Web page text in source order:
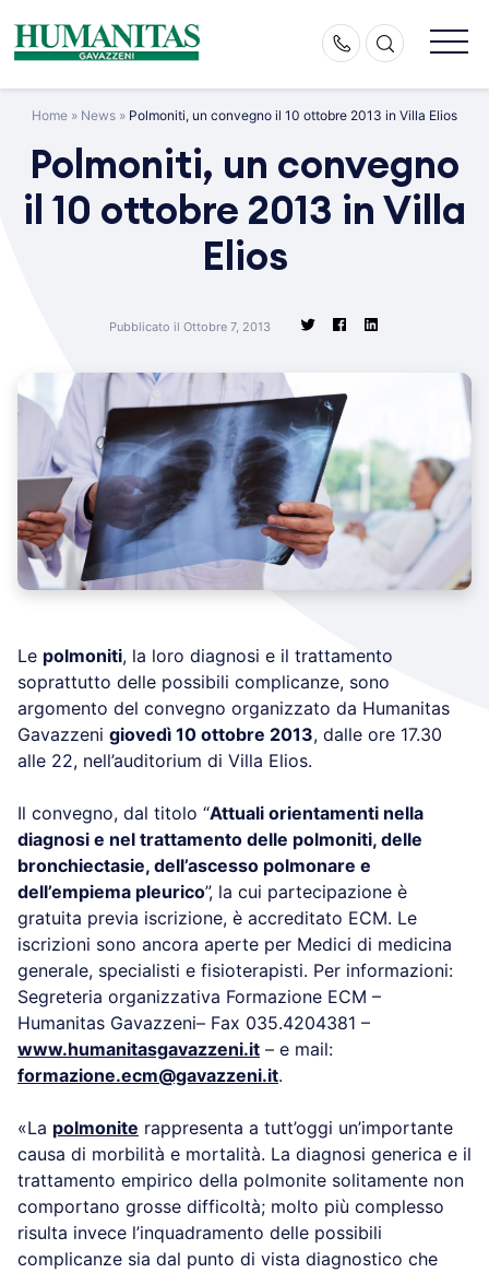
content
Home » News » Polmoniti, un convegno il 10 ottobre 2013 in Villa Elios
Polmoniti, un convegno
il 10 ottobre 2013 in Villa
Elios
Pubblicato il Ottobre 7, 2013
Le polmoniti, la loro diagnosi e il trattamento
soprattutto delle possibili complicanze, sono
argomento del convegno organizzato da Humanitas
Gavazzeni giovedì 10 ottobre 2013, dalle ore 17.30
alle 22, nell’auditorium di Villa Elios.
Il convegno, dal titolo “Attuali orientamenti nella
diagnosi e nel trattamento delle polmoniti, delle
bronchiectasie, dell’ascesso polmonare e
dell’empiema pleurico”, la cui partecipazione è
gratuita previa iscrizione, è accreditato ECM. Le
iscrizioni sono ancora aperte per Medici di medicina
generale, specialisti e fisioterapisti. Per informazioni:
Segreteria organizzativa Formazione ECM –
Humanitas Gavazzeni– Fax 035.4204381 –
www.humanitasgavazzeni.it – e mail:
formazione.ecm@gavazzeni.it.
«La polmonite rappresenta a tutt’oggi un’importante
causa di morbilità e mortalità. La diagnosi generica e il
trattamento empirico della polmonite solitamente non
comportano grosse difficoltà; molto più complesso
risulta invece l’inquadramento delle possibili
complicanze sia dal punto di vista diagnostico che